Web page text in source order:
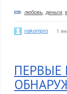
любовь деньги
nakompro 1